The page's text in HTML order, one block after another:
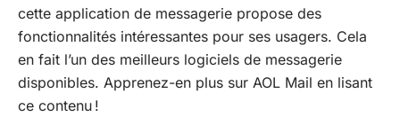
cette application de messagerie propose des
fonctionnalités intéressantes pour ses usagers. Cela
en fait l’un des meilleurs logiciels de messagerie
disponibles. Apprenez-en plus sur AOL Mail en lisant
ce contenu !